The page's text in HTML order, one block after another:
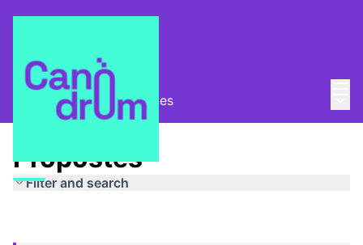
Pla Estratègic Propostes
Propostes
Filter and search